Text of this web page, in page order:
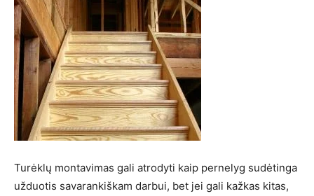
Turėklų montavimas gali atrodyti kaip pernelyg sudėtinga
užduotis savarankiškam darbui, bet jei gali kažkas kitas,